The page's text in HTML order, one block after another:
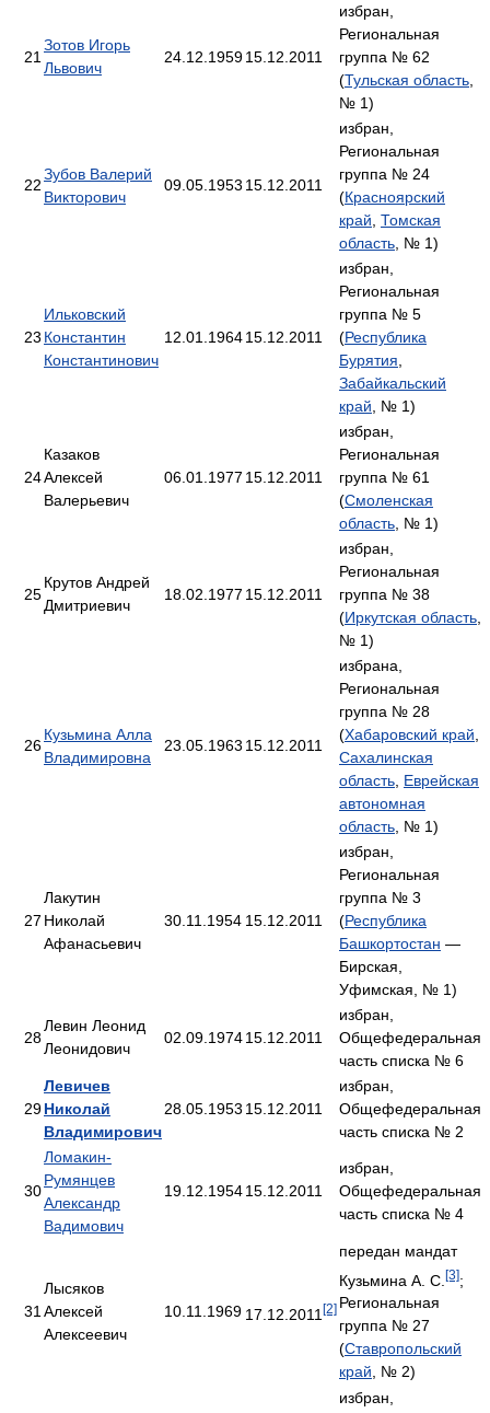
21
Зотов Игорь
Львович
24.12.195915.12.2011
избран,
Региональная
группа № 62
(Тульская область
№ 1)
22
Зубов Валерий
Викторович
09.05.1953 15.12.2011
избран,
Региональная
группа № 24
(Красноярский
край Томская
область , № 1)
23
Ильковский
Константин
Константинович
12.01.196415.12.2011
избран,
Региональная
группа № 5
(Республика
Бурятия
Забайкальский
край , № 1)
24
Казаков
Алексей
Валерьевич
06.01.1977 15.12.2011
избран,
Региональная
группа № 61
(Смоленская
область , № 1)
25
Крутов Андрей
Дмитриевич
18.02.1977 15.12.2011
избран,
Региональная
группа № 38
(Иркутская область
№ 1)
26
Кузьмина Алла
Владимировна
23.05.1963 15.12.2011
избрана,
Региональная
группа № 28
(Хабаровский край
Сахалинская
область Еврейская
автономная
область , № 1)
27
Лакутин
Николай
Афанасьевич
30.11.1954 15.12.2011
избран,
Региональная
группа № 3
(Республика
Башкортостан —
Бирская,
Уфимская, № 1)
28
Левин Леонид
Леонидович
02.09.197415.12.2011
избран,
Общефедеральная
часть списка № 6
29
Левичев
Николай
Владимирович
28.05.1953 15.12.2011
избран,
Общефедеральная
часть списка № 2
30
Ломакин-
Румянцев
Александр
Вадимович
19.12.195415.12.2011
избран,
Общефедеральная
часть списка № 4
31
Лысяков
Алексей
Алексеевич
10.11.1969 17.12.2011 [2]
передан мандат
Кузьмина А. С. [3];
Региональная
группа № 27
(Ставропольский
край, № 2)
избран,